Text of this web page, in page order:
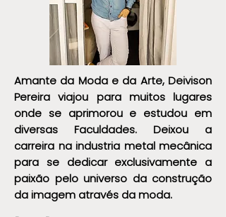
Amante da Moda e da Arte, Deivison
Pereira viajou para muitos lugares
onde se aprimorou e estudou em
diversas Faculdades. Deixou a
carreira na industria metal mecânica
para se dedicar exclusivamente a
paixão pelo universo da construção
da imagem através da moda.